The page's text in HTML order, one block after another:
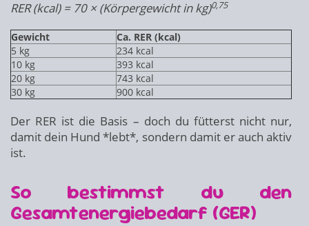
RER (kcal) = 70 × (Körpergewicht in kg)0,75
Gewicht
Ca. RER (kcal)
5 kg
234 kcal
10 kg
393 kcal
20 kg
743 kcal
30 kg
900 kcal
Der RER ist die Basis – doch du fütterst nicht nur,
damit dein Hund *lebt*, sondern damit er auch aktiv
ist.
So bestimmst du den
Gesamtenergiebedarf (GER)